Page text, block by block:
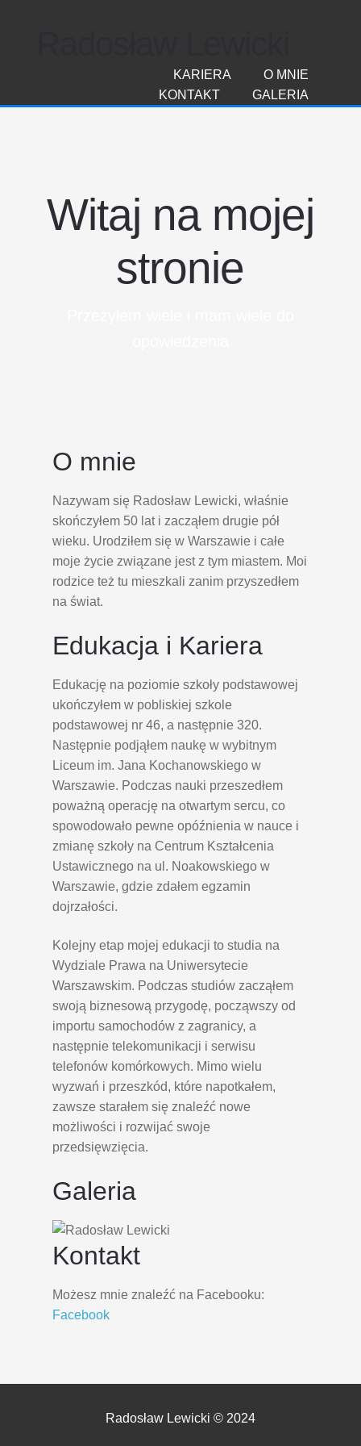
O MNIE
KARIERA
GALERIA
KONTAKT
Witaj na mojej
stronie
O mnie
Nazywam się Radosław Lewicki, właśnie
skończyłem 50 lat i zacząłem drugie pół
wieku. Urodziłem się w Warszawie i całe
moje życie związane jest z tym miastem. Moi
rodzice też tu mieszkali zanim przyszedłem
na świat.
Edukacja i Kariera
Edukację na poziomie szkoły podstawowej
ukończyłem w pobliskiej szkole
podstawowej nr 46, a następnie 320.
Następnie podjąłem naukę w wybitnym
Liceum im. Jana Kochanowskiego w
Warszawie. Podczas nauki przeszedłem
poważną operację na otwartym sercu, co
spowodowało pewne opóźnienia w nauce i
zmianę szkoły na Centrum Kształcenia
Ustawicznego na ul. Noakowskiego w
Warszawie, gdzie zdałem egzamin
dojrzałości.
Kolejny etap mojej edukacji to studia na
Wydziale Prawa na Uniwersytecie
Warszawskim. Podczas studiów zacząłem
swoją biznesową przygodę, począwszy od
importu samochodów z zagranicy, a
następnie telekomunikacji i serwisu
telefonów komórkowych. Mimo wielu
wyzwań i przeszkód, które napotkałem,
zawsze starałem się znaleźć nowe
możliwości i rozwijać swoje
przedsięwzięcia.
Galeria
Kontakt
Możesz mnie znaleźć na Facebooku:
Facebook
Radosław Lewicki © 2024